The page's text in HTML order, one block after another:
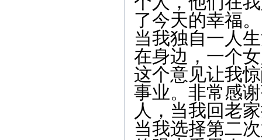
了今天的幸福。
当我独自一人
在身边，一个
这个意见让我
事业。非常感
人，当我回老
当我选择第二